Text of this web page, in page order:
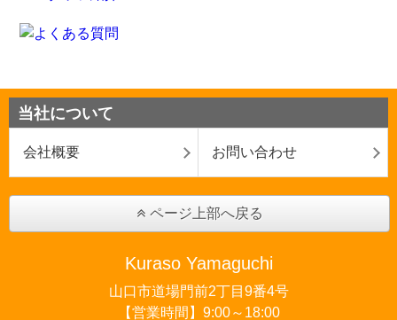
当社について
会社概要 お問い合わせ
ページ上部へ戻る
Kuraso Yamaguchi
山口市道場門前2丁目9番4号
【営業時間】9:00～18:00